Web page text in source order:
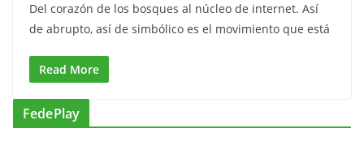
Del corazón de los bosques al núcleo de internet. Así
de abrupto, así de simbólico es el movimiento que está
Read More
FedePlay